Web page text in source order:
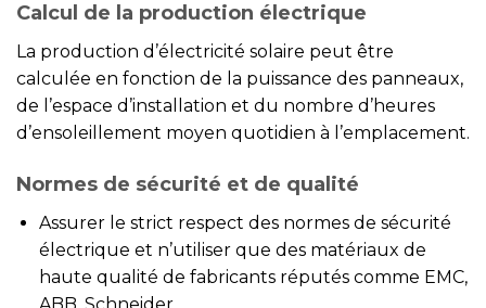
Calcul de la production électrique
La production d’électricité solaire peut être
calculée en fonction de la puissance des panneaux,
de l’espace d’installation et du nombre d’heures
d’ensoleillement moyen quotidien à l’emplacement.
Normes de sécurité et de qualité
Assurer le strict respect des normes de sécurité
électrique et n’utiliser que des matériaux de
haute qualité de fabricants réputés comme EMC,